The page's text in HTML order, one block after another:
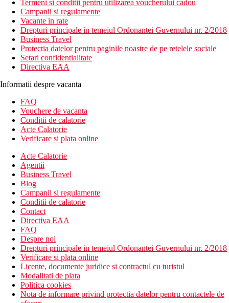
Termeni si conditii pentru utilizarea voucherului cadou
Campanii si regulamente
Vacante in rate
Drepturi principale in temeiul Ordonantei Guvernului nr. 2/2018
Business Travel
Protectia datelor pentru paginile noastre de pe retelele sociale
Setari confidentialitate
Directiva EAA
Informatii despre vacanta
FAQ
Vouchere de vacanta
Conditii de calatorie
Acte Calatorie
Verificare si plata online
Acte Calatorie
Agentii
Business Travel
Blog
Campanii si regulamente
Conditii de calatorie
Contact
Directiva EAA
FAQ
Despre noi
Drepturi principale in temeiul Ordonantei Guvernului nr. 2/2018
Verificare si plata online
Licente, documente juridice si contractul cu turistul
Modalitati de plata
Politica cookies
Nota de informare privind protectia datelor pentru contactele de